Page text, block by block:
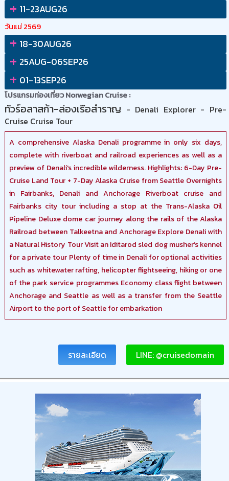
+ 11-23AUG26
วันแม่ 2569
+ 18-30AUG26
+ 25AUG-06SEP26
+ 01-13SEP26
โปรแกรมท่องเที่ยว Norwegian Cruise :
ทัวร์อลาสก้า-ล่องเรือสำราญ - Denali Explorer - Pre-
Cruise Cruise Tour
A comprehensive Alaska Denali programme in only six days,
complete with riverboat and railroad experiences as well as a
preview of Denali's incredible wilderness. Highlights: 6-Day Pre-
Cruise Land Tour + 7-Day Alaska Cruise from Seattle Overnights
in Fairbanks, Denali and Anchorage Riverboat cruise and
Fairbanks city tour including a stop at the Trans-Alaska Oil
Pipeline Deluxe dome car journey along the rails of the Alaska
Railroad between Talkeetna and Anchorage Explore Denali with
a Natural History Tour Visit an Iditarod sled dog musher’s kennel
for a private tour Plenty of time in Denali for optional activities
such as whitewater rafting, helicopter flightseeing, hiking or one
of the park service programmes Economy class flight between
Anchorage and Seattle as well as a transfer from the Seattle
Airport to the port of Seattle for embarkation
รายละเอียด LINE: @cruisedomain